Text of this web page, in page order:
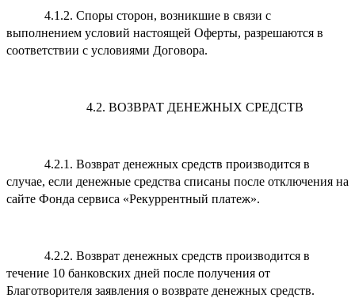
4.1.2. Споры сторон, возникшие в связи с
выполнением условий настоящей Оферты, разрешаются в
соответствии с условиями Договора.
4.2. ВОЗВРАТ ДЕНЕЖНЫХ СРЕДСТВ
4.2.1. Возврат денежных средств производится в
случае, если денежные средства списаны после отключения на
сайте Фонда сервиса «Рекуррентный платеж».
4.2.2. Возврат денежных средств производится в
течение 10 банковских дней после получения от
Благотворителя заявления о возврате денежных средств.